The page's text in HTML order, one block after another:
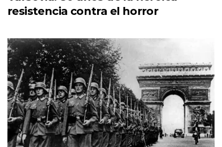
resistencia contra el horror